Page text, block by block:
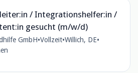
/ Integrationshelfer:in /
gesucht (m/w/d)
GmbH•Vollzeit•Willich, DE•